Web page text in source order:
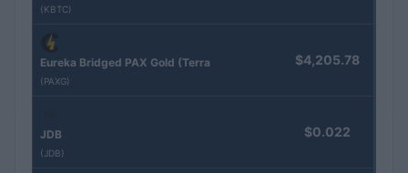
(KBTC)
Eureka Bridged PAX Gold (Terra
(PAXG)
$4,205.78
JDB
(JDB)
$0.022